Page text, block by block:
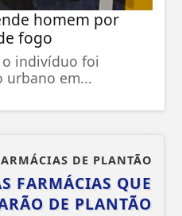
homem por
fogo
indivíduo foi
urbano em...
DE PLANTÃO
FARMÁCIAS QUE
DE PLANTÃO